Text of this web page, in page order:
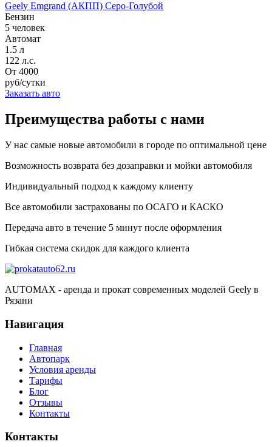
Geely Emgrand (АКПП) Серо-Голубой
Бензин
5 человек
Автомат
1.5 л
122 л.с.
От 4000
руб/сутки
Заказать авто
Преимущества работы с нами
У нас самые новые автомобили в городе по оптимальной цене
Возможность возврата без дозаправки и мойки автомобиля
Индивидуальный подход к каждому клиенту
Все автомобили застрахованы по ОСАГО и КАСКО
Передача авто в течение 5 минут после оформления
Гибкая система скидок для каждого клиента
AUTOMAX - аренда и прокат современных моделей Geely в
Рязани
Навигация
Главная
Автопарк
Условия аренды
Тарифы
Блог
Отзывы
Контакты
Контакты